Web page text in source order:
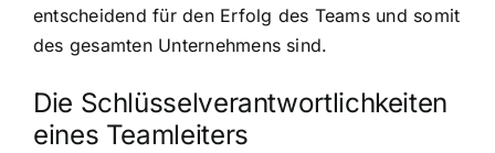
entscheidend für den Erfolg des Teams und somit
des gesamten Unternehmens sind.
Die Schlüsselverantwortlichkeiten
eines Teamleiters